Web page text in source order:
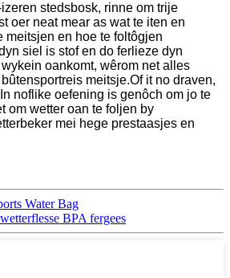
stedsbosk, rinne om trije
oer neat mear as wat te iten en
meitsjen en hoe te foltôgjen
siel is stof en do ferlieze dyn
oankomt, wêrom net alles
meitsje.Of it no draven,
noflike oefening is genôch om jo te
om wetter oan te foljen by
mei hege prestaasjes en
Water Bag
BPA fergees